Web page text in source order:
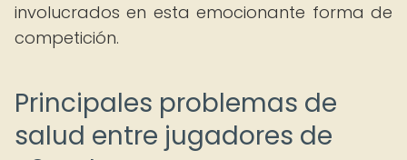
involucrados en esta emocionante forma de
competición.
Principales problemas de
salud entre jugadores de